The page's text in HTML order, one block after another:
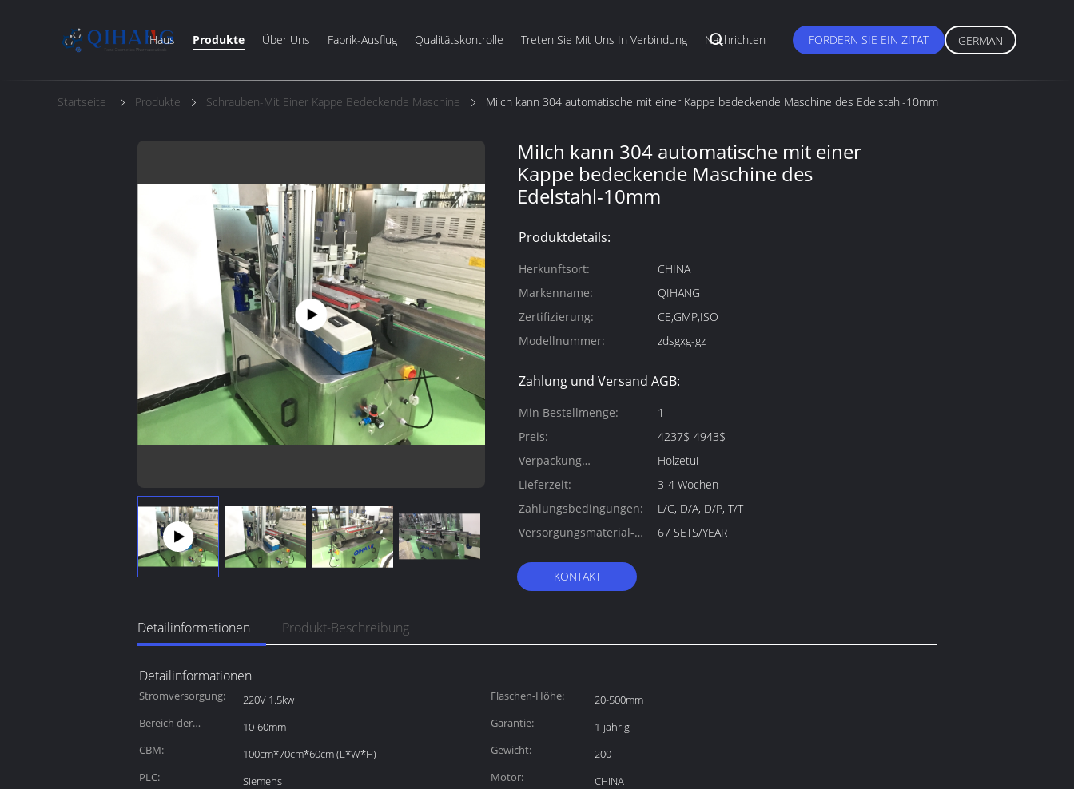
Haus Produkte Über Uns Fabrik-Ausflug Qualitätskontrolle Treten Sie Mit Uns In Verbindung Nachrichten FORDERN SIE EIN ZITAT GERMAN
Startseite Produkte Schrauben-Mit Einer Kappe Bedeckende Maschine Milch kann 304 automatische mit einer Kappe bedeckende Maschine des Edelstahl-10mm
Milch kann 304 automatische mit einer
Kappe bedeckende Maschine des
Edelstahl-10mm
Produktdetails:
Herkunftsort:
CHINA
Markenname:
QIHANG
Zertifizierung:
CE,GMP,ISO
Modellnummer:
zdsgxg-gz
Zahlung und Versand AGB:
Min Bestellmenge:
1
Preis:
4237$-4943$
Verpackung
Informationen:
Holzetui
Lieferzeit:
3-4 Wochen
Zahlungsbedingungen:
L/C, D/A, D/P, T/T
Versorgungsmaterial-
67 SETS/YEAR
KONTAKT
Detailinformationen Produkt-Beschreibung
Detailinformationen
Stromversorgung: 220V 1.5kw Flaschen-Höhe:
20-500mm
Bereich der
10-60mm Garantie:
1-jährig
CBM:
100cm*70cm*60cm (L*W*H) Gewicht:
200
PLC:
Siemens Motor:
CHINA